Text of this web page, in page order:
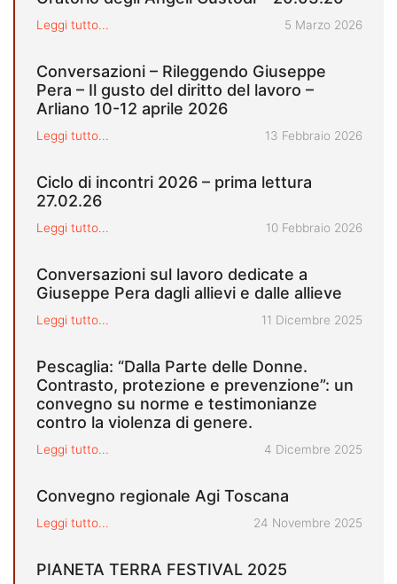
Leggi tutto... Pubblicato il
5 Marzo 2026
Conversazioni – Rileggendo Giuseppe
Pera – Il gusto del diritto del lavoro –
Arliano 10-12 aprile 2026
Leggi tutto... Pubblicato il
13 Febbraio 2026
Ciclo di incontri 2026 – prima lettura
27.02.26
Leggi tutto... Pubblicato il
10 Febbraio 2026
Conversazioni sul lavoro dedicate a
Giuseppe Pera dagli allievi e dalle allieve
Leggi tutto... Pubblicato il
11 Dicembre 2025
Pescaglia: “Dalla Parte delle Donne.
Contrasto, protezione e prevenzione”: un
convegno su norme e testimonianze
contro la violenza di genere.
Leggi tutto... Pubblicato il
4 Dicembre 2025
Convegno regionale Agi Toscana
Leggi tutto... Pubblicato il
24 Novembre 2025
PIANETA TERRA FESTIVAL 2025